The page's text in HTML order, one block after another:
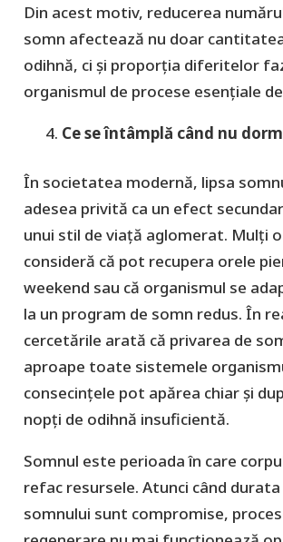
Din acest motiv, reducerea
somn afectează nu doar
odihnă, ci și proporția diferitelor
organismul de procese esențiale
Ce se întâmplă când nu
În societatea modernă, lipsa
adesea privită ca un efect
unui stil de viață aglomerat. Mulți
consideră că pot recupera orele
weekend sau că organismul se
la un program de somn redus. În
cercetările arată că privarea de
aproape toate sistemele
consecințele pot apărea chiar și
nopți de odihnă insuficientă.
Somnul este perioada în care
refac resursele. Atunci când
somnului sunt compromise,